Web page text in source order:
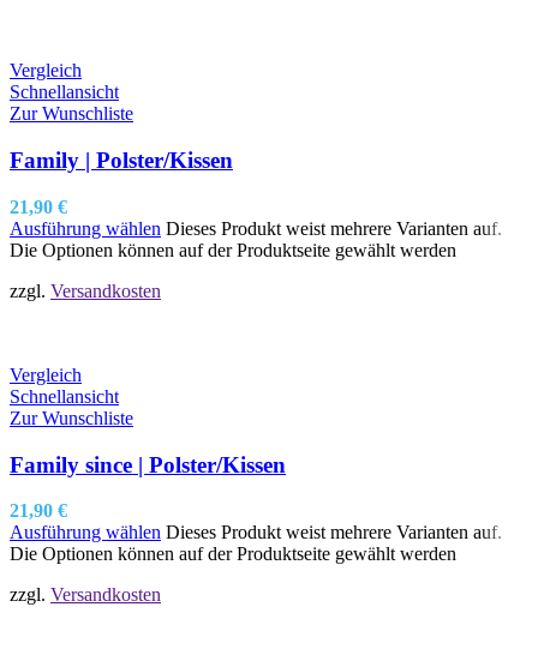
Vergleich
Schnellansicht
Zur Wunschliste
Family | Polster/Kissen
21,90 €
Ausführung wählen Dieses Produkt weist mehrere Varianten auf.
Die Optionen können auf der Produktseite gewählt werden
zzgl. Versandkosten
Vergleich
Schnellansicht
Zur Wunschliste
Family since | Polster/Kissen
21,90 €
Ausführung wählen Dieses Produkt weist mehrere Varianten auf.
Die Optionen können auf der Produktseite gewählt werden
zzgl. Versandkosten